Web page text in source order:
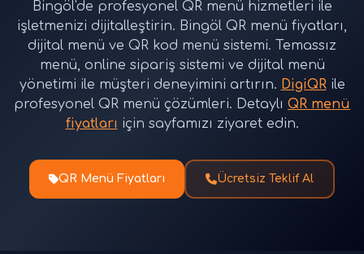
Bingöl'de profesyonel QR menü hizmetleri ile
işletmenizi dijitalleştirin. Bingöl QR menü fiyatları,
dijital menü ve QR kod menü sistemi. Temassız
menü, online sipariş sistemi ve dijital menü
yönetimi ile müşteri deneyimini artırın. DigiQRile
profesyonel QR menü çözümleri. Detaylı QR menü
fiyatları için sayfamızı ziyaret edin.
QR Menü Fiyatları Ücretsiz Teklif Al